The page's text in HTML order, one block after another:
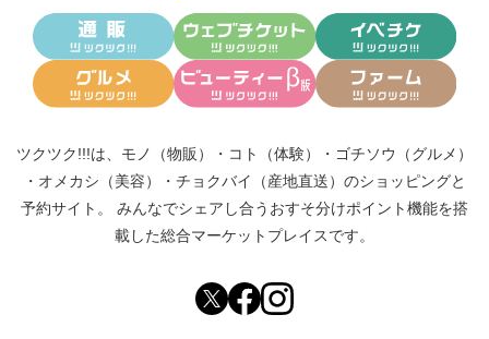
ツクツク!!!は、 モノ（物販） ・ コト（体験） ・ ゴチソウ（グルメ）
・ オメカシ（美容） ・ チョクバイ（産地直送） のショッピングと
予約サイト。
みんなでシェアし合う おすそ分けポイント機能を搭
載した総合マーケットプレイスです。